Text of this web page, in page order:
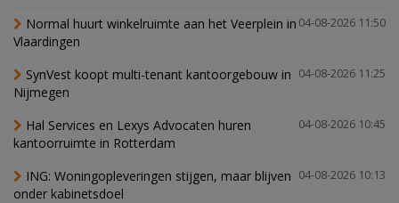
04-08-2026 11:50
Normal huurt winkelruimte aan het Veerplein in
Vlaardingen
04-08-2026 11:25
SynVest koopt multi-tenant kantoorgebouw in
Nijmegen
04-08-2026 10:45
Hal Services en Lexys Advocaten huren
kantoorruimte in Rotterdam
04-08-2026 10:13
ING: Woningopleveringen stijgen, maar blijven
onder kabinetsdoel